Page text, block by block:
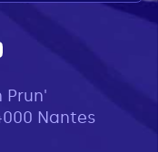
Prun'
Nantes